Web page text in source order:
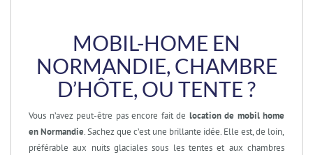
MOBIL-HOME EN
NORMANDIE, CHAMBRE
D’HÔTE, OU TENTE ?
Vous n’avez peut-être pas encore fait de location de mobil home
en Normandie. Sachez que c’est une brillante idée. Elle est, de loin,
préférable aux nuits glaciales sous les tentes et aux chambres